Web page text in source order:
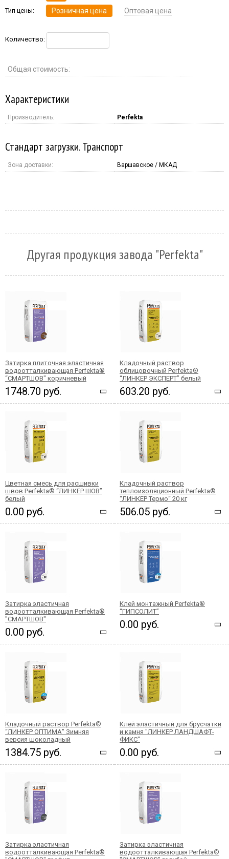
Тип цены: Розничная цена Оптовая цена
Количество:
Общая стоимость:
Характеристики
Производитель: Perfekta
Стандарт загрузки. Транспорт
Зона доставки: Варшавское / МКАД
Другая продукция завода "Perfekta"
Затирка плиточная эластичная
водоотталкивающая Perfekta®
“СМАРТШОВ" коричневый
1748.70 руб.
Кладочный раствор
облицовочный Perfekta®
“ЛИНКЕР ЭКСПЕРТ” белый
603.20 руб.
Цветная смесь для расшивки
швов Perfekta® “ЛИНКЕР ШОВ”
белый
0.00 руб.
Кладочный раствор
теплоизоляционный Perfekta®
“ЛИНКЕР Термо“ 20 кг
506.05 руб.
Затирка эластичная
водоотталкивающая Perfekta®
"СМАРТШОВ"
0.00 руб.
Клей монтажный Perfekta®
“ГИПСОЛИТ”
0.00 руб.
Кладочный раствор Perfekta®
“ЛИНКЕР ОПТИМА" Зимняя
версия шоколадный
1384.75 руб.
Клей эластичный для брусчатки
и камня "ЛИНКЕР ЛАНДШАФТ-
ФИКС"
0.00 руб.
Затирка эластичная
водоотталкивающая Perfekta®
Затирка эластичная
водоотталкивающая Perfekta®